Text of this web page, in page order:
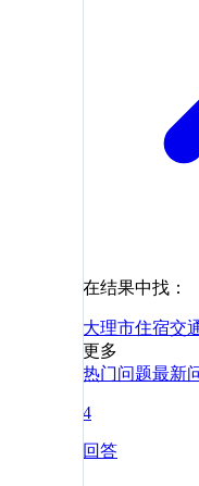
在结果中找：
大理市住宿交
更多
热门问题最新
4
回答